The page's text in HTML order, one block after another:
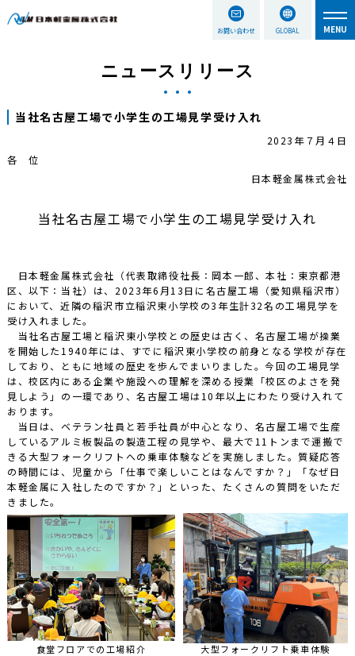
お問い合わせ GLOBAL
ニュースリリース
当社名古屋工場で小学生の工場見学受け入れ
2023年７月４日
各 位
日本軽金属株式会社
当社名古屋工場で小学生の工場見学受け入れ
日本軽金属株式会社（代表取締役社長：岡本一郎、本社：東京都港
区、以下：当社）は、2023年6月13日に名古屋工場（愛知県稲沢市）
において、近隣の稲沢市立稲沢東小学校の3年生計32名の工場見学を
受け入れました。
当社名古屋工場と稲沢東小学校との歴史は古く、名古屋工場が操業
を開始した1940年には、すでに稲沢東小学校の前身となる学校が存在
しており、ともに地域の歴史を歩んでまいりました。今回の工場見学
は、校区内にある企業や施設への理解を深める授業「校区のよさを発
見しよう」の一環であり、名古屋工場は10年以上にわたり受け入れて
おります。
当日は、ベテラン社員と若手社員が中心となり、名古屋工場で生産
しているアルミ板製品の製造工程の見学や、最大で11トンまで運搬で
きる大型フォークリフトへの乗車体験などを実施しました。質疑応答
の時間には、児童から「仕事で楽しいことはなんですか？」「なぜ日
本軽金属に入社したのですか？」といった、たくさんの質問をいただ
きました。
食堂フロアでの工場紹介 大型フォークリフト乗車体験